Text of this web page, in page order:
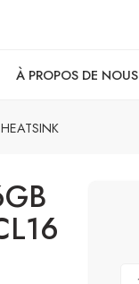
À PROPOS DE NOUS